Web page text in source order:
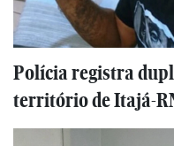
Polícia registra
território de Itajá-